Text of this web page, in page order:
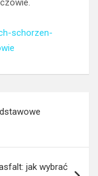
schorzen-
jak wybrać